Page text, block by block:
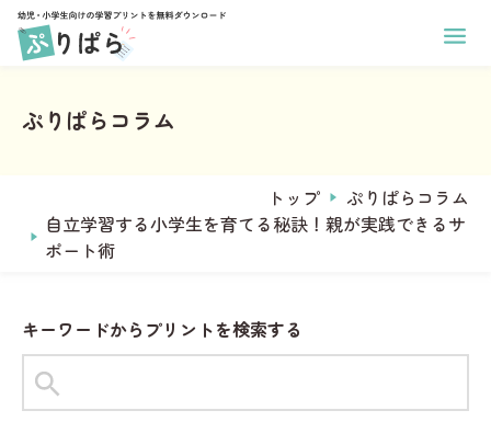
幼児向け学習プリント
あそび
まちがいさがし
学習
すうじ
小学生向け学習プリント
2年生
5年生
ぷりぱらについて
コラム
お問い合わせ
サンタからのお手紙メーカー
ぷりぱらコラム
トップ
ぷりぱらコラム
自立学習する小学生を育てる秘訣！親が実践できるサ
ポート術
キーワードからプリントを検索する